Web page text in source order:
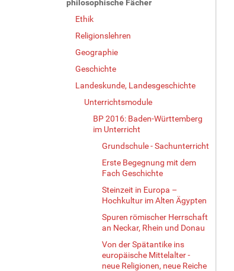
philosophische Fächer
Ethik
Religionslehren
Geographie
Geschichte
Landeskunde, Landesgeschichte
Unterrichtsmodule
BP 2016: Baden-Württemberg
im Unterricht
Grundschule - Sachunterricht
Erste Begegnung mit dem
Fach Geschichte
Steinzeit in Europa –
Hochkultur im Alten Ägypten
Spuren römischer Herrschaft
an Neckar, Rhein und Donau
Von der Spätantike ins
europäische Mittelalter -
neue Religionen, neue Reiche